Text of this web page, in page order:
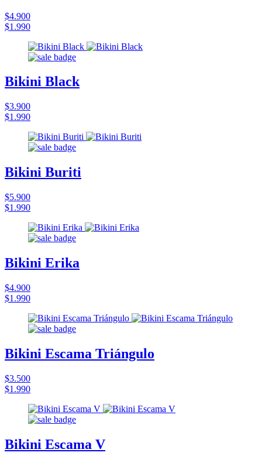
$4.900
$1.990
Bikini Black
$3.900
$1.990
Bikini Buriti
$5.900
$1.990
Bikini Erika
$4.900
$1.990
Bikini Escama Triángulo
$3.500
$1.990
Bikini Escama V